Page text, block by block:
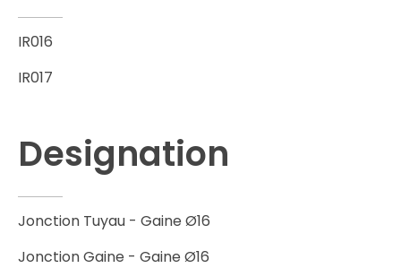
IR016
IR017
Designation
Jonction Tuyau - Gaine Ø16
Jonction Gaine - Gaine Ø16